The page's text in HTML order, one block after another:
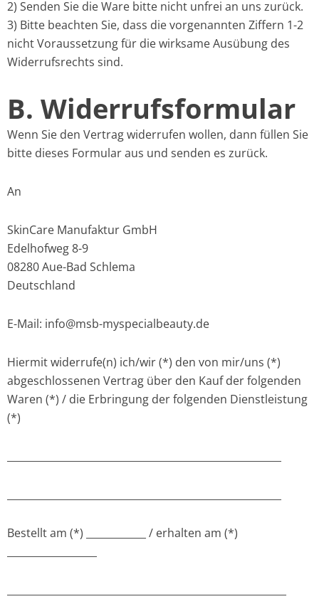
2) Senden Sie die Ware bitte nicht unfrei an uns zurück.
3) Bitte beachten Sie, dass die vorgenannten Ziffern 1-2
nicht Voraussetzung für die wirksame Ausübung des
Widerrufsrechts sind.
B. Widerrufsformular
Wenn Sie den Vertrag widerrufen wollen, dann füllen Sie
bitte dieses Formular aus und senden es zurück.
An
SkinCare Manufaktur GmbH
Edelhofweg 8-9
08280 Aue-Bad Schlema
Deutschland
E-Mail: info@msb-myspecialbeauty.de
Hiermit widerrufe(n) ich/wir (*) den von mir/uns (*)
abgeschlossenen Vertrag über den Kauf der folgenden
Waren (*) / die Erbringung der folgenden Dienstleistung
(*)
Bestellt am (*) ____________ / erhalten am (*)